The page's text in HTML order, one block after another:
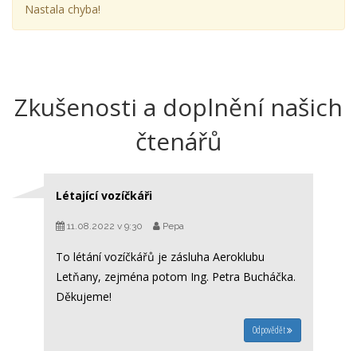
Nastala chyba!
Zkušenosti a doplnění našich
čtenářů
Létající vozíčkáři
11.08.2022 v 9:30 Pepa
To létání vozíčkářů je zásluha Aeroklubu
Letňany, zejména potom Ing. Petra Bucháčka.
Děkujeme!
Odpovědět